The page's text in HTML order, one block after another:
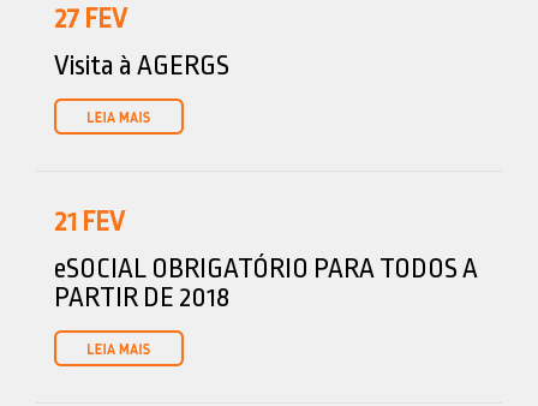
27 FEV
Visita à AGERGS
21 FEV
eSOCIAL OBRIGATÓRIO PARA TODOS A
PARTIR DE 2018